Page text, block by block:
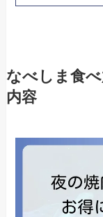
なべしま食
内容